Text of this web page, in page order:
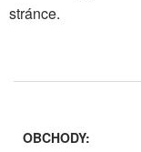
stránce.
OBCHODY: